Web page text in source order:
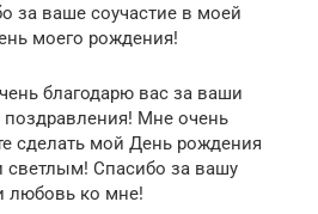
за ваше соучастие в моей
моего рождения!
благодарю вас за ваши
Мне очень
сделать мой День рождения
Спасибо за вашу
любовь ко мне!